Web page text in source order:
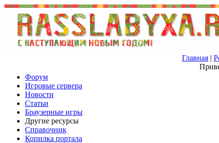
Главная |
Форум
Игровые сервера
Новости
Статьи
Браузерные игры
Другие ресурсы
Справочник
Копилка портала